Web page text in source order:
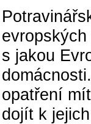
s jakou
opatření
dojít k